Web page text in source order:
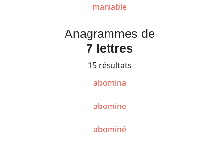
maniable
Anagrammes de
7 lettres
15 résultats
abomina
abomine
abominé